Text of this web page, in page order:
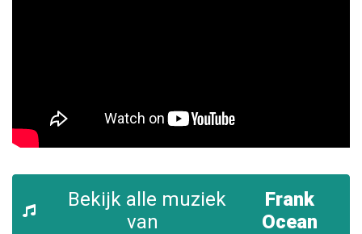
Bekijk alle muziek
van
Frank
Ocean